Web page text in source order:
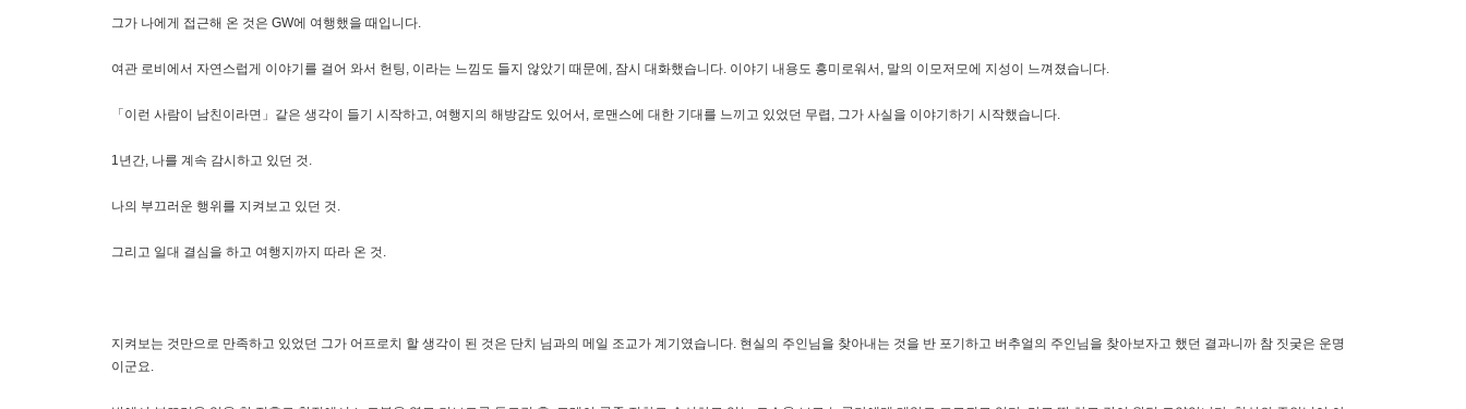
그가 나에게 접근해 온 것은 GW에 여행했을 때입니다.
여관 로비에서 자연스럽게 이야기를 걸어 와서 헌팅, 이라는 느낌도 들지 않았기 때문에, 잠시 대화했습니다. 이야기 내용도 흥미로워서, 말의 이모저모에 지성이 느껴졌습니다.
「이런 사람이 남친이라면」같은 생각이 들기 시작하고, 여행지의 해방감도 있어서, 로맨스에 대한 기대를 느끼고 있었던 무렵, 그가 사실을 이야기하기 시작했습니다.
1년간, 나를 계속 감시하고 있던 것.
나의 부끄러운 행위를 지켜보고 있던 것.
그리고 일대 결심을 하고 여행지까지 따라 온 것.
지켜보는 것만으로 만족하고 있었던 그가 어프로치 할 생각이 된 것은 단치 님과의 메일 조교가 계기였습니다. 현실의 주인님을 찾아내는 것을 반 포기하고 버추얼의 주인님을 찾아보자고 했던 결과니까 참 짓궂은 운명
이군요.